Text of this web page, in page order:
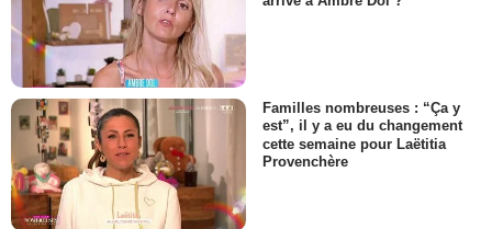
Familles nombreuses : “Ça y
est”, il y a eu du changement
cette semaine pour Laëtitia
Provenchère